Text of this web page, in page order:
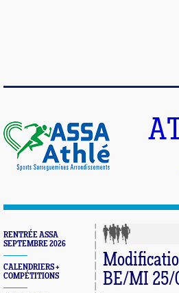
RENTRÉE ASSA
SEPTEMBRE 2026
CALENDRIERS +
COMPÉTITIONS
BE/MI 25/